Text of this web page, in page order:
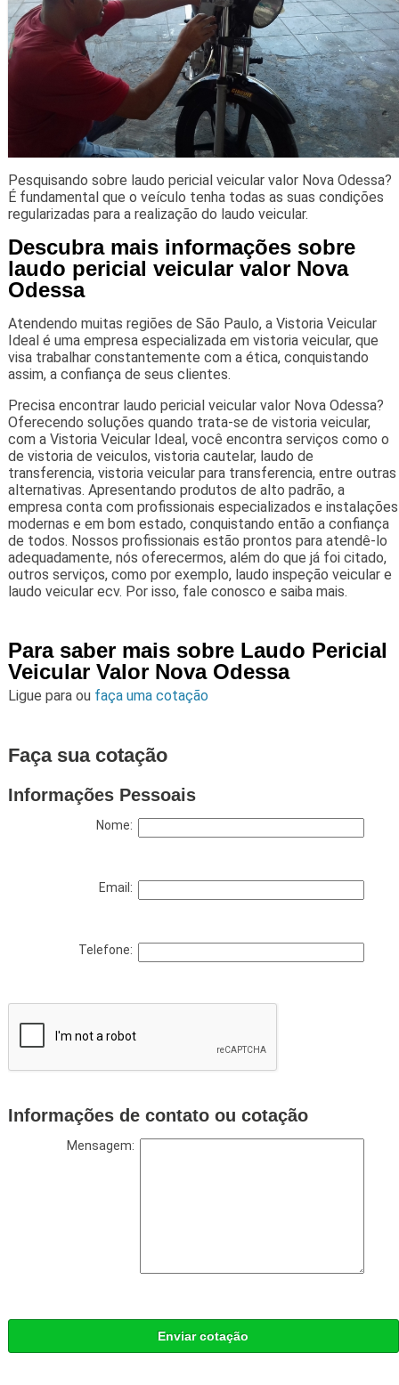
Pesquisando sobre laudo pericial veicular valor Nova Odessa?
É fundamental que o veículo tenha todas as suas condições
regularizadas para a realização do laudo veicular.
Descubra mais informações sobre
laudo pericial veicular valor Nova
Odessa
Atendendo muitas regiões de São Paulo, a Vistoria Veicular
Ideal é uma empresa especializada em vistoria veicular, que
visa trabalhar constantemente com a ética, conquistando
assim, a confiança de seus clientes.
Precisa encontrar laudo pericial veicular valor Nova Odessa?
Oferecendo soluções quando trata-se de vistoria veicular,
com a Vistoria Veicular Ideal, você encontra serviços como o
de vistoria de veiculos, vistoria cautelar, laudo de
transferencia, vistoria veicular para transferencia, entre outras
alternativas. Apresentando produtos de alto padrão, a
empresa conta com profissionais especializados e instalações
modernas e em bom estado, conquistando então a confiança
de todos. Nossos profissionais estão prontos para atendê-lo
adequadamente, nós oferecermos, além do que já foi citado,
outros serviços, como por exemplo, laudo inspeção veicular e
laudo veicular ecv. Por isso, fale conosco e saiba mais.
Para saber mais sobre Laudo Pericial
Veicular Valor Nova Odessa
Ligue para ou faça uma cotação
Faça sua cotação
Informações Pessoais
Nome:
Email:
Telefone:
Informações de contato ou cotação
Mensagem:
Enviar cotação